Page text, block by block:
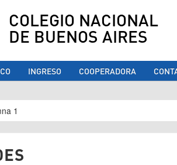
COLEGIO NACIONAL
DE BUENOS AIRES
INGRESO COOPERADORA
usted aquí
1